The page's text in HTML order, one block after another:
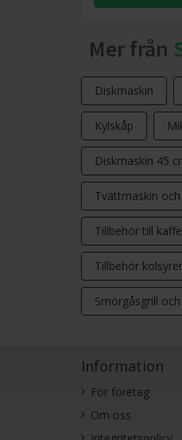
Mer från
Diskmaskin
Kylskåp
Diskmaskin 45
Tvättmaskin
Tillbehör till
Tillbehör
Smörgåsgrill
Information
För företag
Om oss